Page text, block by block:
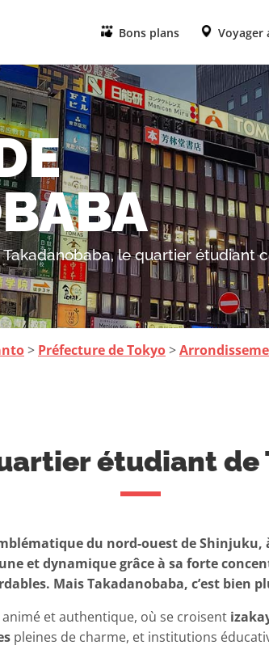
Bons plans Voyager
le quartier étudiant
> Préfecture de Tokyo>
étudiant de
du nord-ouest de
et dynamique grâce à sa forte
Mais Takadanobaba, c’est bien
et authentique, où se croisent
pleines de charme, et institutions